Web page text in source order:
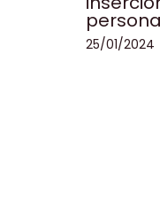
25/01/2024